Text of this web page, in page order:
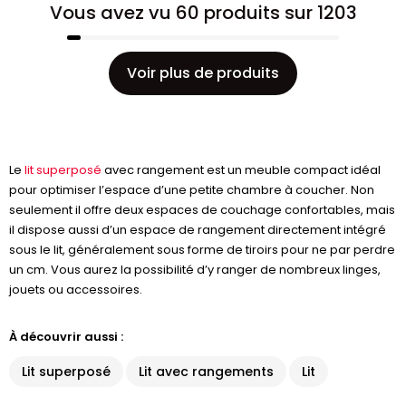
Vous avez vu 60 produits sur 1203
Voir plus de produits
Le lit superposé avec rangement est un meuble compact idéal
pour optimiser l’espace d’une petite chambre à coucher. Non
seulement il offre deux espaces de couchage confortables, mais
il dispose aussi d’un espace de rangement directement intégré
sous le lit, généralement sous forme de tiroirs pour ne par perdre
un cm. Vous aurez la possibilité d’y ranger de nombreux linges,
jouets ou accessoires.
À découvrir aussi :
Lit superposé Lit avec rangements Lit